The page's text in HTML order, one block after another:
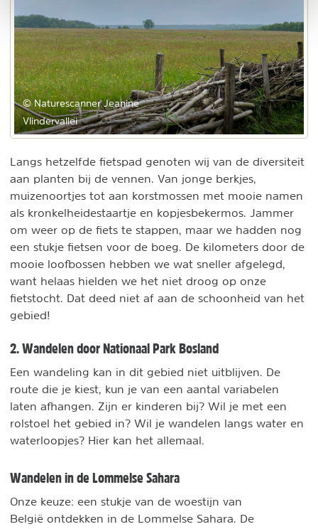
© Naturescanner Jeanine
Vlindervallei
Langs hetzelfde fietspad genoten wij van de diversiteit
aan planten bij de vennen. Van jonge berkjes,
muizenoortjes tot aan korstmossen met mooie namen
als kronkelheidestaartje en kopjesbekermos. Jammer
om weer op de fiets te stappen, maar we hadden nog
een stukje fietsen voor de boeg. De kilometers door de
mooie loofbossen hebben we wat sneller afgelegd,
want helaas hielden we het niet droog op onze
fietstocht. Dat deed niet af aan de schoonheid van het
gebied!
2. Wandelen door Nationaal Park Bosland
Een wandeling kan in dit gebied niet uitblijven. De
route die je kiest, kun je van een aantal variabelen
laten afhangen. Zijn er kinderen bij? Wil je met een
rolstoel het gebied in? Wil je wandelen langs water en
waterloopjes? Hier kan het allemaal.
Wandelen in de Lommelse Sahara
Onze keuze: een stukje van de woestijn van
België ontdekken in de Lommelse Sahara. De